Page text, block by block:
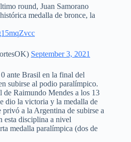
round, Juan Samorano
medalla de bronce, la
September 3, 2021
ante Brasil en la final del
subirse al podio paralímpico.
Raimundo Mendes a los 13
dio la victoria y la medalla de
a la Argentina de subirse a
esta disciplina a nivel
medalla paralímpica (dos de